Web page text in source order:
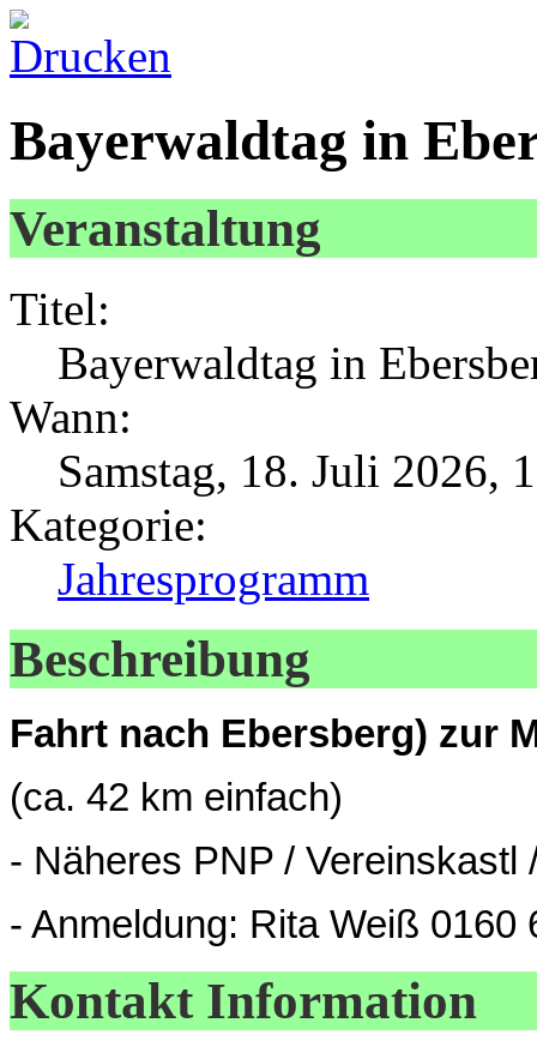
Bayerwaldtag in
Veranstaltung
Titel:
Bayerwaldtag in
Wann:
Samstag, 18. Juli 2026,
Kategorie:
Jahresprogramm
Beschreibung
Fahrt nach Ebersberg) zur
(ca. 42 km einfach)
- Näheres PNP / Vereinskastl
- Anmeldung: Rita Weiß 0160
Kontakt Information